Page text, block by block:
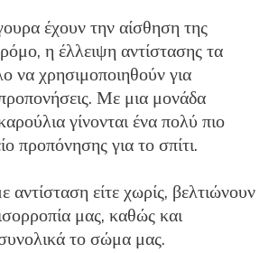
έχουν την αίσθηση της
η έλλειψη αντίστασης τα
να χρησιμοποιηθούν για
προπονήσεις. Με μια μονάδα
γίνονται ένα πολύ πιο
προπόνησης για το σπίτι.
αντίσταση είτε χωρίς, βελτιώνουν
μας, καθώς και
το σώμα μας.